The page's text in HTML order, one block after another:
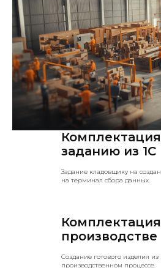
заданию из 1С
Задание кладовщику на
на терминал сбора данных.
производстве
Создание готового изделия
производственном процессе.